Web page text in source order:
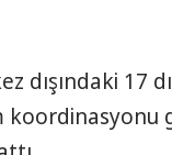
dışındaki 17
koordinasyonu